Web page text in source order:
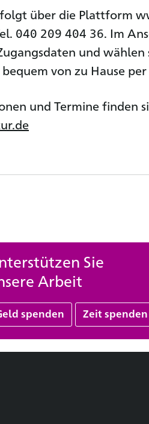
über die Plattform
040 209 404 36. Im
und wählen
von zu Hause
und Termine finden
Sie
Arbeit
spenden Zeit spenden